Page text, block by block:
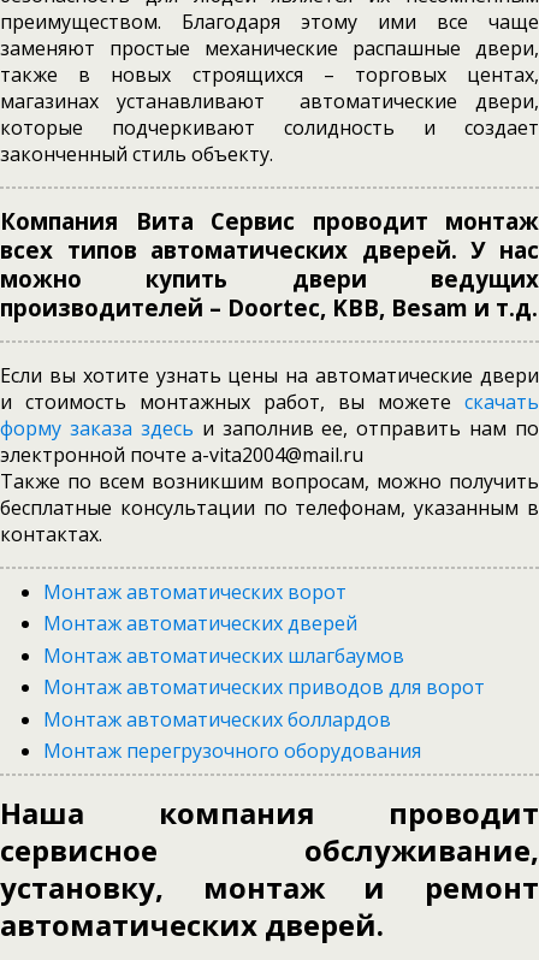
преимуществом. Благодаря этому ими все чаще
заменяют простые механические распашные двери,
также в новых строящихся – торговых центах,
магазинах устанавливают автоматические двери,
которые подчеркивают солидность и создает
законченный стиль объекту.
Компания Вита Сервис проводит монтаж
всех типов автоматических дверей. У нас
можно купить двери ведущих
производителей – Doortec, KBB, Besam и т.д.
Если вы хотите узнать цены на автоматические двери
и стоимость монтажных работ, вы можете скачать
форму заказа здесь и заполнив ее, отправить нам по
электронной почте a-vita2004@mail.ru
Также по всем возникшим вопросам, можно получить
бесплатные консультации по телефонам, указанным в
контактах.
Монтаж автоматических ворот
Монтаж автоматических дверей
Монтаж автоматических шлагбаумов
Монтаж автоматических приводов для ворот
Монтаж автоматических боллардов
Монтаж перегрузочного оборудования
Наша компания проводит
сервисное обслуживание,
установку, монтаж и ремонт
автоматических дверей.